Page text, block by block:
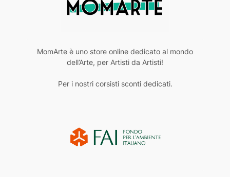
MomArte è uno store online dedicato al mondo
dell’Arte, per Artisti da Artisti!
Per i nostri corsisti sconti dedicati.